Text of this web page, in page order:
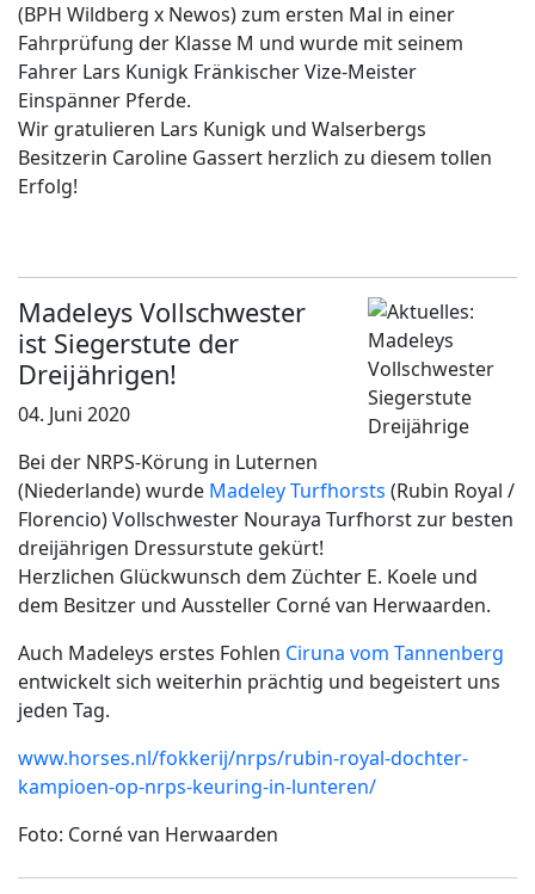
(BPH Wildberg x Newos) zum ersten Mal in einer
Fahrprüfung der Klasse M und wurde mit seinem
Fahrer Lars Kunigk Fränkischer Vize-Meister
Einspänner Pferde.
Wir gratulieren Lars Kunigk und Walserbergs
Besitzerin Caroline Gassert herzlich zu diesem tollen
Erfolg!
Madeleys Vollschwester
ist Siegerstute der
Dreijährigen!
04. Juni 2020
Bei der NRPS-Körung in Luternen
(Niederlande) wurde Madeley Turfhorsts (Rubin Royal /
Florencio) Vollschwester Nouraya Turfhorst zur besten
dreijährigen Dressurstute gekürt!
Herzlichen Glückwunsch dem Züchter E. Koele und
dem Besitzer und Aussteller Corné van Herwaarden.
Auch Madeleys erstes Fohlen Ciruna vom Tannenberg
entwickelt sich weiterhin prächtig und begeistert uns
jeden Tag.
www.horses.nl/fokkerij/nrps/rubin-royal-dochter-
kampioen-op-nrps-keuring-in-lunteren/
Foto: Corné van Herwaarden